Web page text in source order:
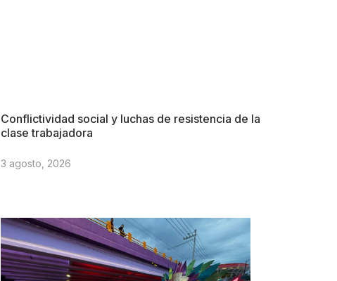
Conflictividad social y luchas de resistencia de la
clase trabajadora
3 agosto, 2026